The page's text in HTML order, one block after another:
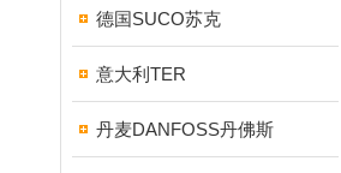
德国SUCO苏克
意大利TER
丹麦DANFOSS丹佛斯